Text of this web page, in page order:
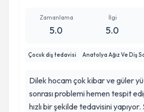
Zamanlama
5.0
İlgi
5.0
Çocuk diş tedavisi Anatolya Ağız Ve Diş
Dilek hocam çok kibar ve güler
sonrası problemi hemen tespit
hızlı bir şekilde tedavisini yapıyor.